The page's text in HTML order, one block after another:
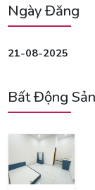
Ngày Đăng
21-08-2025
Bất Động